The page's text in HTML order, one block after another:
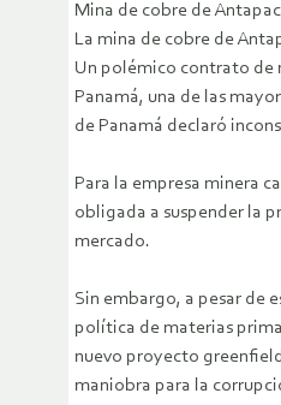
Mina de cobre de
La mina de cobre de
Un polémico contrato de
Panamá, una de las
de Panamá declaró
Para la empresa minera
obligada a suspender la
mercado.
Sin embargo, a pesar de
política de materias
nuevo proyecto
maniobra para la